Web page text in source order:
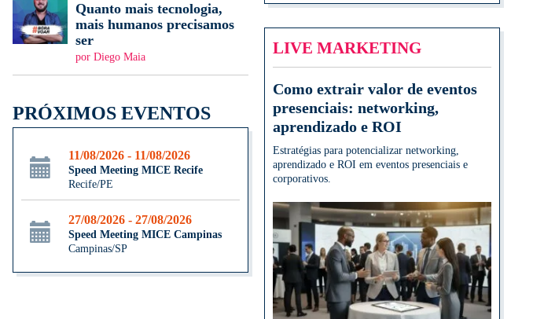
Quanto mais tecnologia,
mais humanos precisamos
ser
por Diego Maia
PRÓXIMOS EVENTOS
11/08/2026 - 11/08/2026
Speed Meeting MICE Recife
Recife/PE
27/08/2026 - 27/08/2026
Speed Meeting MICE Campinas
Campinas/SP
LIVE MARKETING
Como extrair valor de eventos
presenciais: networking,
aprendizado e ROI
Estratégias para potencializar networking,
aprendizado e ROI em eventos presenciais e
corporativos.